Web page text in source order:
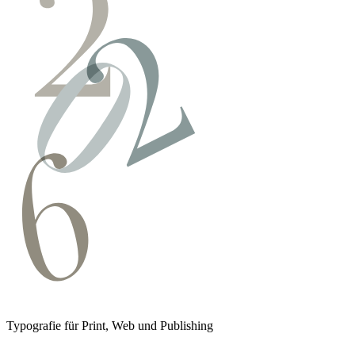
Typografie für Print, Web und Publishing